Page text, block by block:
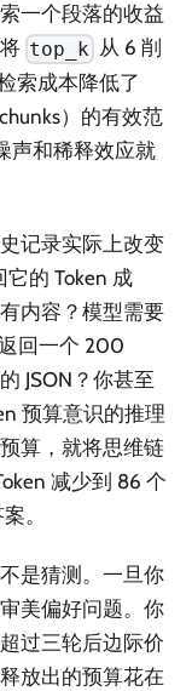
一个段落的收益
top_k 从 6 削
索成本降低了
）的有效范
声和稀释效应就
记录实际上改变
的 Token 成
内容？模型需要
回一个 200
JSON？你甚至
预算意识的推理
算，就将思维链
减少到 86 个
。
是猜测。一旦你
美偏好问题。你
过三轮后边际价
放出的预算花在